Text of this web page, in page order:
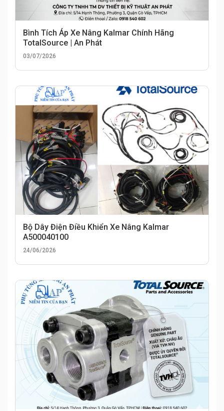
Bình Tích Áp Xe Nâng Kalmar Chính Hãng
TotalSource | An Phát
03/07/2026
Bộ Dây Điện Điều Khiển Xe Nâng Kalmar
A500040100
24/06/2026